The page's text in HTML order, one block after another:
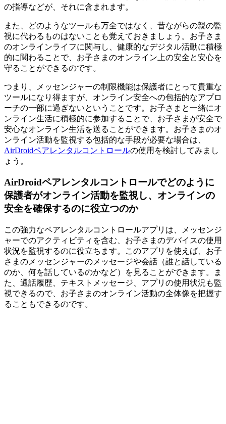
の指導などが、それに含まれます。
また、どのようなツールも万全ではなく、昔ながらの親の監
視に代わるものはないことも覚えておきましょう。お子さま
のオンラインライフに関与し、健康的なデジタル活動に積極
的に関わることで、お子さまのオンライン上の安全と安心を
守ることができるのです。
つまり、メッセンジャーの制限機能は保護者にとって貴重な
ツールになり得ますが、オンライン安全への包括的なアプロ
ーチの一部に過ぎないということです。お子さまと一緒にオ
ンライン生活に積極的に参加することで、お子さまが安全で
安心なオンライン生活を送ることができます。お子さまのオ
ンライン活動を監視する包括的な手段が必要な場合は、
AirDroidペアレンタルコントロールの使用を検討してみまし
ょう。
AirDroidペアレンタルコントロールでどのように
保護者がオンライン活動を監視し、オンラインの
安全を確保するのに役立つのか
この強力なペアレンタルコントロールアプリは、メッセンジ
ャーでのアクティビティを含む、お子さまのデバイスの使用
状況を監視するのに役立ちます。このアプリを使えば、お子
さまのメッセンジャーのメッセージや会話（誰と話している
のか、何を話しているのかなど）を見ることができます。ま
た、通話履歴、テキストメッセージ、アプリの使用状況も監
視できるので、お子さまのオンライン活動の全体像を把握す
ることもできるのです。